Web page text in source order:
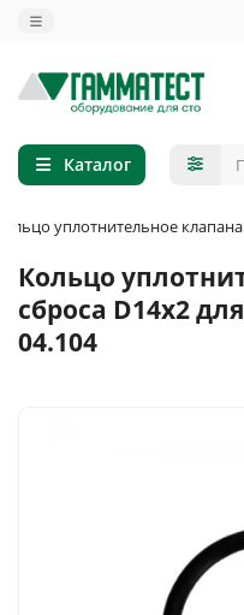
Каталог
уплотнительное
Кольцо
сброса D14x2
04.104